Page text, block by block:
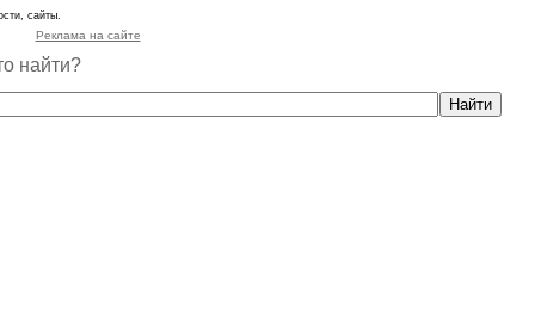
сайты.
Реклама на сайте
найти?